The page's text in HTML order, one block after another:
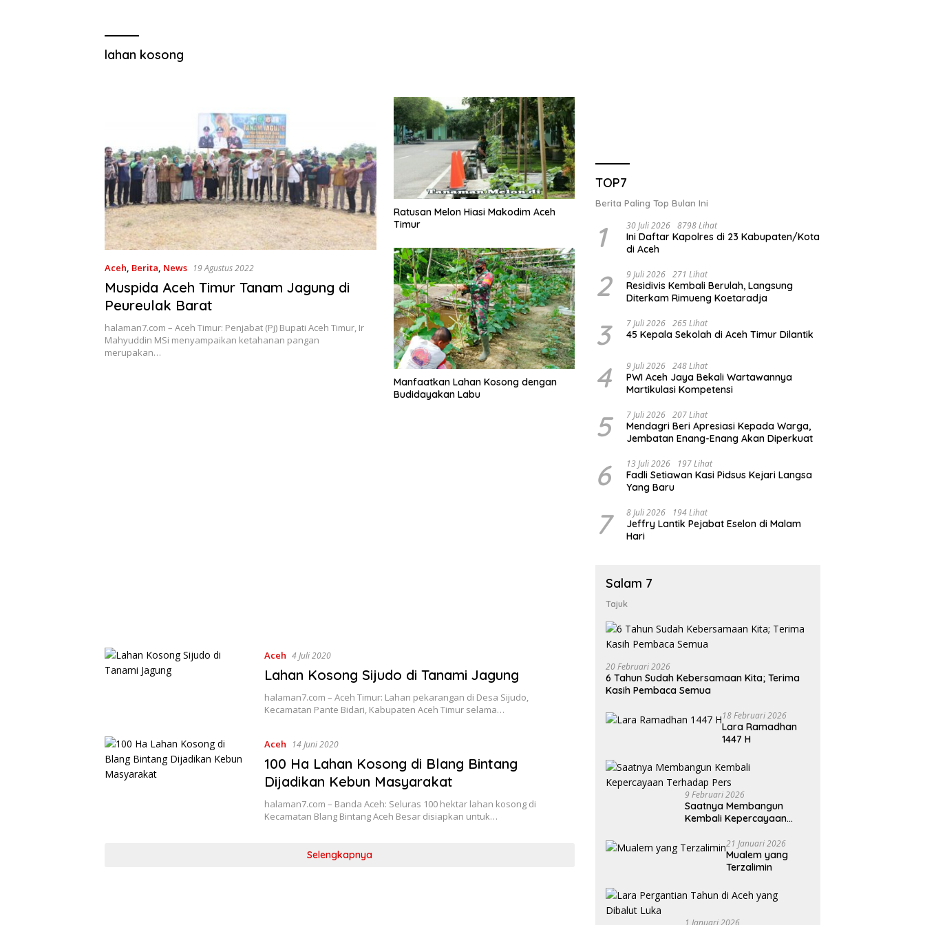
lahan kosong
Aceh, Berita, News 19 Agustus 2022
Muspida Aceh Timur Tanam Jagung di
Peureulak Barat
halaman7.com – Aceh Timur: Penjabat (Pj) Bupati Aceh Timur, Ir
Mahyuddin MSi menyampaikan ketahanan pangan
merupakan…
Ratusan Melon Hiasi Makodim Aceh
Timur
Manfaatkan Lahan Kosong dengan
Budidayakan Labu
Aceh 4 Juli 2020
Lahan Kosong Sijudo di Tanami Jagung
halaman7.com – Aceh Timur: Lahan pekarangan di Desa Sijudo,
Kecamatan Pante Bidari, Kabupaten Aceh Timur selama…
Aceh 14 Juni 2020
100 Ha Lahan Kosong di Blang Bintang
Dijadikan Kebun Masyarakat
halaman7.com – Banda Aceh: Seluras 100 hektar lahan kosong di
Kecamatan Blang Bintang Aceh Besar disiapkan untuk…
Selengkapnya
TOP7
Berita Paling Top Bulan Ini
1 30 Juli 2026 8798 Lihat
Ini Daftar Kapolres di 23 Kabupaten/Kota
di Aceh
2 9 Juli 2026 271 Lihat
Residivis Kembali Berulah, Langsung
Diterkam Rimueng Koetaradja
3 7 Juli 2026 265 Lihat
45 Kepala Sekolah di Aceh Timur Dilantik
4 9 Juli 2026 248 Lihat
PWI Aceh Jaya Bekali Wartawannya
Martikulasi Kompetensi
5 7 Juli 2026 207 Lihat
Mendagri Beri Apresiasi Kepada Warga,
Jembatan Enang-Enang Akan Diperkuat
6 13 Juli 2026 197 Lihat
Fadli Setiawan Kasi Pidsus Kejari Langsa
Yang Baru
7 8 Juli 2026 194 Lihat
Jeffry Lantik Pejabat Eselon di Malam
Hari
Salam 7
Tajuk
20 Februari 2026
6 Tahun Sudah Kebersamaan Kita; Terima
Kasih Pembaca Semua
18 Februari 2026
Lara Ramadhan
1447 H
9 Februari 2026
Saatnya Membangun
Kembali Kepercayaan
21 Januari 2026
Mualem yang
Terzalimin